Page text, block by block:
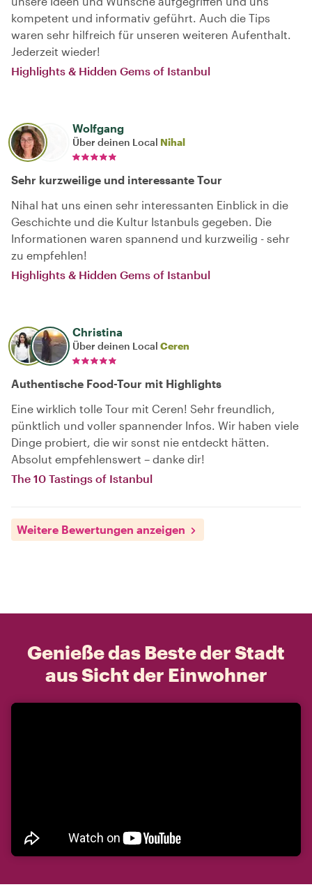
kompetent und informativ geführt. Auch die Tips
waren sehr hilfreich für unseren weiteren Aufenthalt.
Jederzeit wieder!
Highlights & Hidden Gems of Istanbul
Wolfgang
Über deinen Local Nihal
Sehr kurzweilige und interessante Tour
Nihal hat uns einen sehr interessanten Einblick in die
Geschichte und die Kultur Istanbuls gegeben. Die
Informationen waren spannend und kurzweilig - sehr
zu empfehlen!
Highlights & Hidden Gems of Istanbul
Christina
Über deinen Local Ceren
Authentische Food-Tour mit Highlights
Eine wirklich tolle Tour mit Ceren! Sehr freundlich,
pünktlich und voller spannender Infos. Wir haben viele
Dinge probiert, die wir sonst nie entdeckt hätten.
Absolut empfehlenswert – danke dir!
The 10 Tastings of Istanbul
Weitere Bewertungen anzeigen
Genieße das Beste der Stadt
aus Sicht der Einwohner